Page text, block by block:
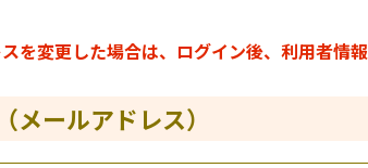
を変更した場合は、ログイン後、利用者情
メールアドレス）